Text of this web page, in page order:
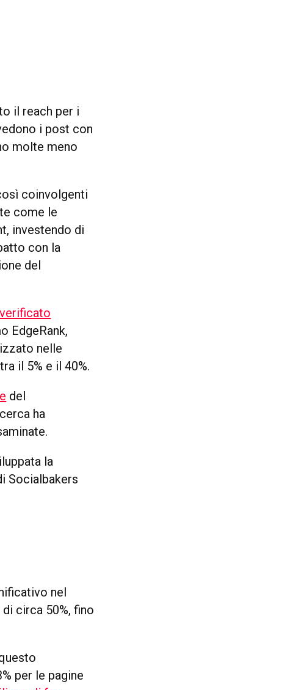
il reach per i
i post con
molte meno
coinvolgenti
come le
investendo di
con la
del
EdgeRank,
nelle
il 5% e il 40%.
del
ha
la
Socialbakers
nel
circa 50%, fino
per le pagine